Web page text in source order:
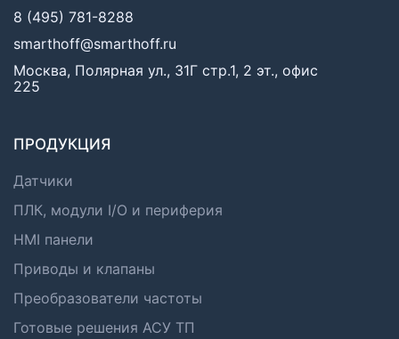
8 (495) 781-8288
smarthoff@smarthoff.ru
Москва, Полярная ул., 31Г стр.1, 2 эт., офис
225
ПРОДУКЦИЯ
Датчики
ПЛК, модули I/O и периферия
HMI панели
Приводы и клапаны
Преобразователи частоты
Готовые решения АСУ ТП